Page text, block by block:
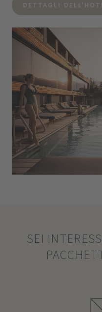
DETTAGLI
SEI